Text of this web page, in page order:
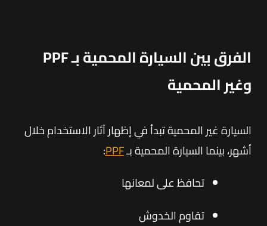
الفرق بين السيارة المحمية بـ PPF
وغير المحمية
السيارة غير المحمية تبدأ في إظهار آثار الاستخدام خلال
أشهر، بينما السيارة المحمية بـPPF
:
تحافظ على لمعانها
تقاوم الخدوش